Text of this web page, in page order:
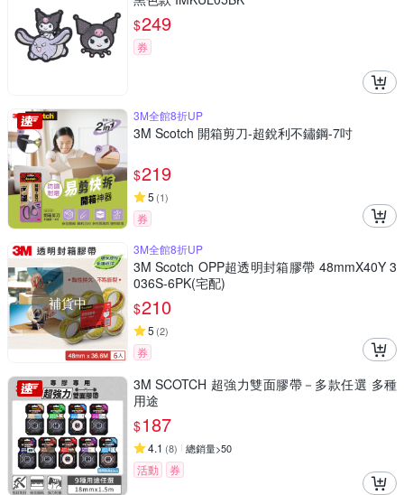
$249
券
3M全館8折UP
3M Scotch 開箱剪刀-超銳利不鏽鋼-7吋
$219
5 (1)
券
補貨中
3M全館8折UP
3M Scotch OPP超透明封箱膠帶 48mmX40Y 3
036S-6PK(宅配)
$210
5 (2)
券
3M SCOTCH 超強力雙面膠帶－多款任選 多種
用途
$187
4.1 (8) 總銷量>50
活動 券